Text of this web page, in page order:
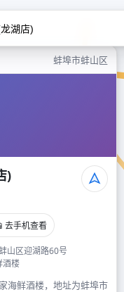
蚌埠市蚌山区
)
去手机查看
山区迎湖路60号
酒楼
海鲜酒楼，地址为蚌埠市